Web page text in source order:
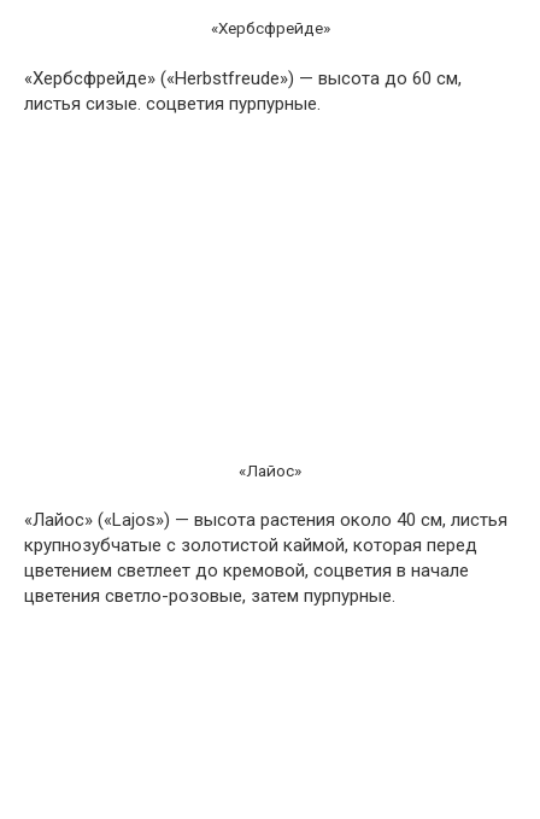
«Хербсфрейде»
«Хербсфрейде» («Herbstfreude») — высота до 60 см,
листья сизые. соцветия пурпурные.
«Лайос»
«Лайос» («Lajos») — высота растения около 40 см, листья
крупнозубчатые с золотистой каймой, которая перед
цветением светлеет до кремовой, соцветия в начале
цветения светло-розовые, затем пурпурные.